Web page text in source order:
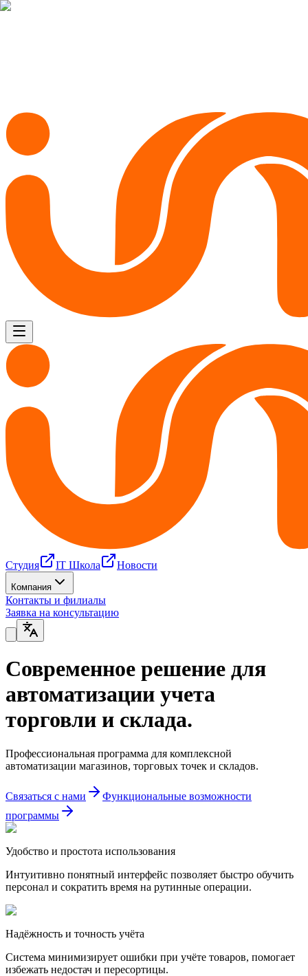
Студия IT Школа Новости
Компания
Контакты и филиалы
Заявка на консультацию
Современное решение для
автоматизации учета
торговли и склада.
Профессиональная программа для комплексной
автоматизации магазинов, торговых точек и складов.
Связаться с нами
Функциональные возможности
программы
Удобство и простота использования
Интуитивно понятный интерфейс позволяет быстро обучить
персонал и сократить время на рутинные операции.
Надёжность и точность учёта
Система минимизирует ошибки при учёте товаров, помогает
избежать недостач и пересортицы.